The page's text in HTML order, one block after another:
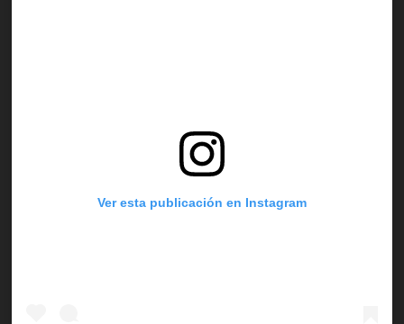
Ver esta publicación en Instagram